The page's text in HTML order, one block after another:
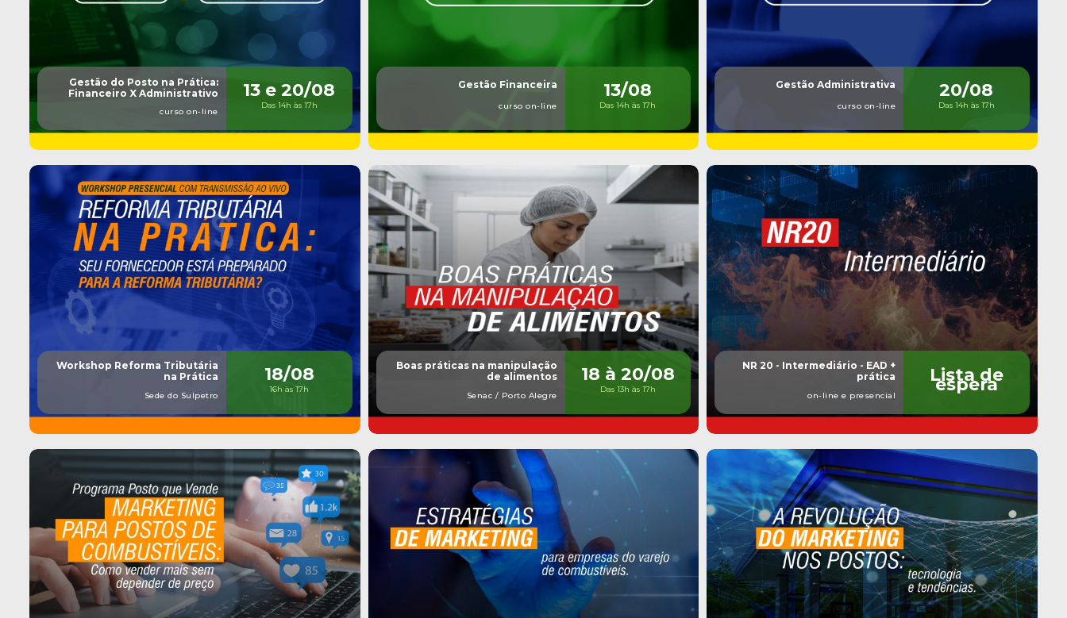
Gestão do Posto na Prática:
Financeiro X Administrativo
curso on-line
13 e 20/08
Das 14h às 17h
Gestão Financeira
curso on-line
13/08
Das 14h às 17h
Gestão Administrativa
curso on-line
20/08
Das 14h às 17h
Workshop Reforma Tributária
na Prática
Sede do Sulpetro
18/08
16h às 17h
Boas práticas na manipulação
de alimentos
Senac / Porto Alegre
18 à 20/08
Das 13h às 17h
NR 20 - Intermediário - EAD +
prática
on-line e presencial
Lista de
espera